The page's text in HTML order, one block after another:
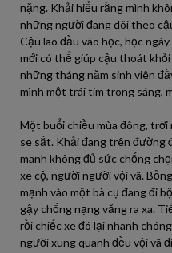
nặng. Khải hiểu rằng mình
những người đang dõi theo
Cậu lao đầu vào học, học
mới có thể giúp cậu thoát
những tháng năm sinh viên
mình một trái tim trong sáng,
Một buổi chiều mùa đông,
se sắt. Khải đang trên đường
manh không đủ sức chống
xe cộ, người người vội vã.
mạnh vào một bà cụ đang đi
gậy chống nạng văng ra xa.
rồi chiếc xe đó lại nhanh
người xung quanh đều vội vã